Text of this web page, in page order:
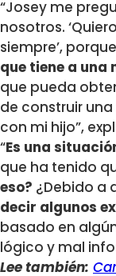
“Josey me
nosotros.
siempre’, porque
que tiene a una
que pueda
de construir
con mi hijo”,
“Es una
que ha tenido
eso? ¿Debido a
decir algunos
basado en
lógico y mal
Lee también: